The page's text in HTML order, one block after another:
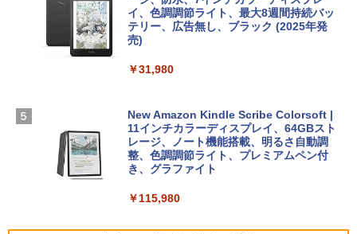
【Amazon.co.jp限定】 HP ノートパソコ
ン 15-fd 15.6インチ 16GBメモリ 512GB
SSD インテル Core 5
￥129,800
FMV ノートパソコン WE1-K3 (MS 365 P
ersonal/Copilotキー搭載/Win 11/15.6型/
Core i5/16GB/SSD 512GB/ホワイト) FM
VWK3E15W_AZ
￥3,200
ト): Java & Bedrock Edition | オンライ
￥3,600
FM TOWNS ハイパー・カタログ: 本体ハ
ェクトリストと最新エミュレータ紹介
イ、色調調節ライト、最大8週間持続バッ
テリー、広告無し、ブラック (2025年発
売)
￥31,980
New Amazon Kindle Scribe Colorsoft |
11インチカラーディスプレイ、64GBスト
レージ、ノート機能搭載、明るさ自動調
整、色調調節ライト、プレミアムペン付
き、グラファイト
￥115,980